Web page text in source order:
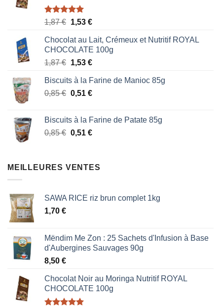
Note5.00
1,87€ Le
initial
était :
1,87 €.
1,53 €Le
actuel
est :
1,53 €.
Chocolat au Lait, Crémeux et Nutritif ROYAL
CHOCOLATE 100g
1,87€ Le
initial
était :
1,53 €Le
actuel
est :
Biscuits à la Farine de Manioc 85g
0,85€ Le
était :
0,85 €.
0,51 €Le
est :
0,51 €.
Biscuits à la Farine de Patate 85g
0,85€ Le
était :
0,51 €Le
est :
MEILLEURES VENTES
SAWA RICE riz brun complet 1kg
1,70 €
Mëndim Me Zon : 25 Sachets d'Infusion à Base
d'Aubergines Sauvages 90g
8,50 €
Chocolat Noir au Moringa Nutritif ROYAL
CHOCOLATE 100g